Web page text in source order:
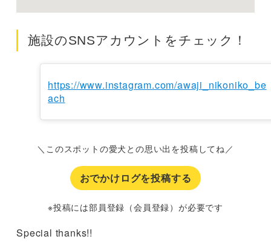
施設のSNSアカウントをチェック！
https://www.instagram.com/awaji_nikoniko_be
ach
＼このスポットの愛犬との思い出を投稿してね／
おでかけログを投稿する
※投稿には部員登録（会員登録）が必要です
Special thanks!!